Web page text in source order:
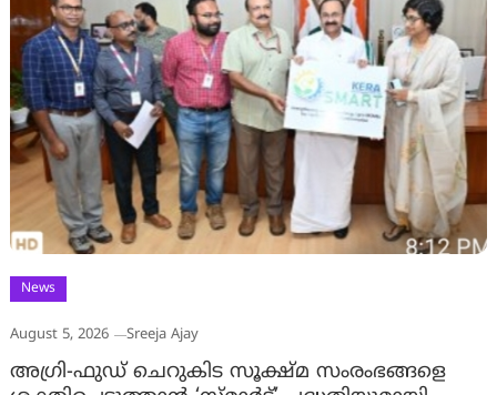
News
August 5, 2026 Sreeja Ajay
അഗ്രി-ഫുഡ് ചെറുകിട സൂക്ഷ്മ സംരംഭങ്ങളെ